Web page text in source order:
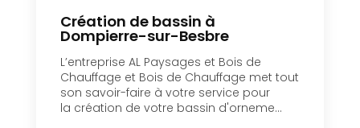
Création de bassin à
Dompierre-sur-Besbre
L’entreprise AL Paysages et Bois de
Chauffage et Bois de Chauffage met tout
son savoir-faire à votre service pour
la création de votre bassin d'orneme...